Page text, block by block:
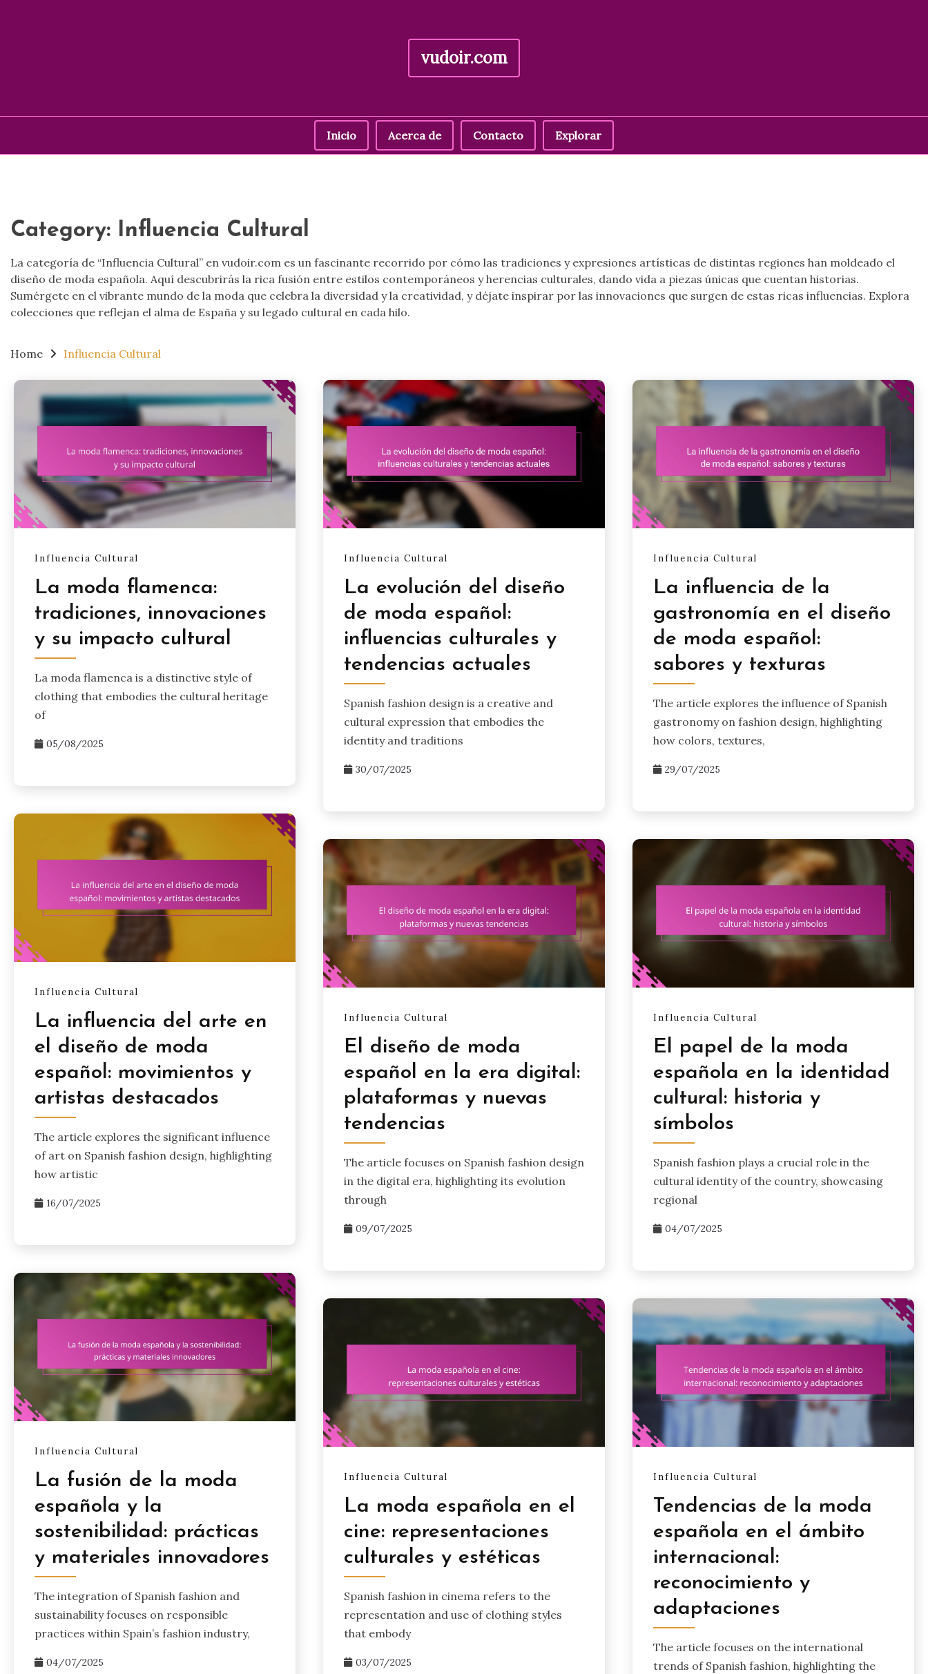
vudoir.com
Inicio Acerca de Contacto
Explorar
Category: Influencia Cultural
La categoría de “Influencia Cultural” en vudoir.com es un fascinante recorrido por cómo las tradiciones y expresiones artísticas de distintas regiones han moldeado el
diseño de moda española. Aquí descubrirás la rica fusión entre estilos contemporáneos y herencias culturales, dando vida a piezas únicas que cuentan historias.
Sumérgete en el vibrante mundo de la moda que celebra la diversidad y la creatividad, y déjate inspirar por las innovaciones que surgen de estas ricas influencias. Explora
colecciones que reflejan el alma de España y su legado cultural en cada hilo.
Home Influencia Cultural
Influencia Cultural
La moda flamenca:
tradiciones, innovaciones
y su impacto cultural
La moda flamenca is a distinctive style of
clothing that embodies the cultural heritage
of
05/08/2025
Influencia Cultural
La evolución del diseño
de moda español:
influencias culturales y
tendencias actuales
Spanish fashion design is a creative and
cultural expression that embodies the
identity and traditions
30/07/2025
Influencia Cultural
La influencia de la
gastronomía en el diseño
de moda español:
sabores y texturas
The article explores the influence of Spanish
gastronomy on fashion design, highlighting
how colors, textures,
29/07/2025
Influencia Cultural
La influencia del arte en
el diseño de moda
español: movimientos y
artistas destacados
The article explores the significant influence
of art on Spanish fashion design, highlighting
how artistic
16/07/2025
Influencia Cultural
El diseño de moda
español en la era digital:
plataformas y nuevas
tendencias
The article focuses on Spanish fashion design
in the digital era, highlighting its evolution
through
09/07/2025
Influencia Cultural
El papel de la moda
española en la identidad
cultural: historia y
símbolos
Spanish fashion plays a crucial role in the
cultural identity of the country, showcasing
regional
04/07/2025
Influencia Cultural
La fusión de la moda
española y la
sostenibilidad: prácticas
y materiales innovadores
The integration of Spanish fashion and
sustainability focuses on responsible
practices within Spain’s fashion industry,
04/07/2025
Influencia Cultural
La moda española en el
cine: representaciones
culturales y estéticas
Spanish fashion in cinema refers to the
representation and use of clothing styles
that embody
03/07/2025
Influencia Cultural
Tendencias de la moda
española en el ámbito
internacional:
reconocimiento y
adaptaciones
The article focuses on the international
trends of Spanish fashion, highlighting the